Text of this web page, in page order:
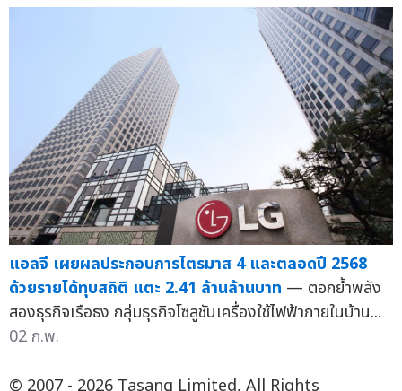
แอลจี เผยผลประกอบการไตรมาส 4 และตลอดปี 2568
ด้วยรายได้ทุบสถิติ แตะ 2.41 ล้านล้านบาท — ตอกย้ำพลัง
สองธุรกิจเรือธง กลุ่มธุรกิจโซลูชันเครื่องใช้ไฟฟ้าภายในบ้าน...
02 ก.พ.
© 2007 - 2026 Tasang Limited, All Rights